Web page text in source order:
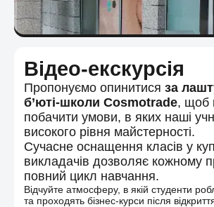
Відео-екскурсія
Пропонуємо опинитисяза
б’юті-школи Cosmotrade, щоб
побачити умови, в яких наші
високого рівня майстерності.
Сучасне оснащення класів у
викладачів дозволяє кожному
повний цикл навчання.
Відчуйте атмосферу, в якій студенти
та проходять бізнес-курси після